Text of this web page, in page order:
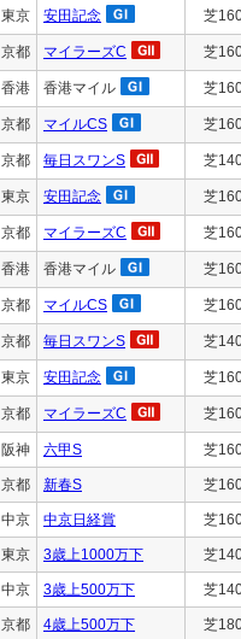
東京 安田記念 芝
京都 マイラーズC 芝
香港 香港マイル 芝
京都 マイルCS 芝
京都 毎日スワンS 芝
東京 安田記念 芝
京都 マイラーズC 芝
香港 香港マイル 芝
京都 マイルCS 芝
京都 毎日スワンS 芝
東京 安田記念 芝
京都 マイラーズC 芝
阪神 六甲S 芝
京都 新春S 芝
中京 中京日経賞 芝
東京 3歳上1000万下 芝
中京 3歳上500万下 芝
京都 4歳上500万下 芝